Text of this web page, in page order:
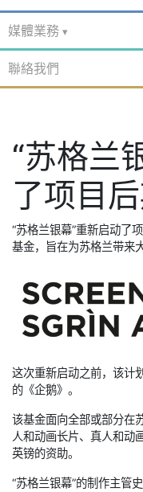
媒體業務
聯絡我們
“苏格兰
了项目
“苏格兰银幕”重新启动了
基金，旨在为苏格兰带来
这次重新启动之前，该计
的《企鹅》。
该基金面向全部或部分在
人和动画长片、真人和动
英镑的资助。
“苏格兰银幕”的制作主管